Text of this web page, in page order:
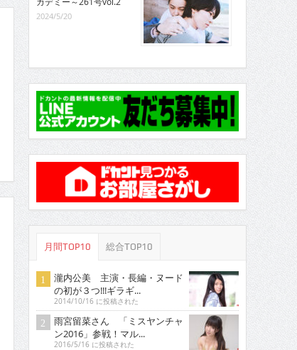
2024/5/20
月間TOP10 総合TOP10
瀧内公美 主演・長編・ヌード
の初が３つ!!!ギラギ...
2014/10/16 に投稿された
雨宮留菜さん 「ミスヤンチャ
ン2016」参戦！マル...
2016/5/16 に投稿された